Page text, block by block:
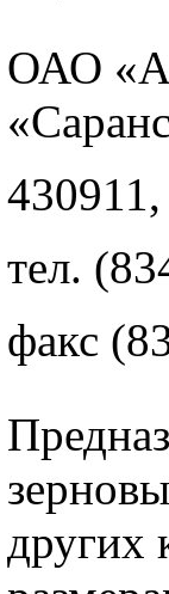
ОАО
тел.
факс
других